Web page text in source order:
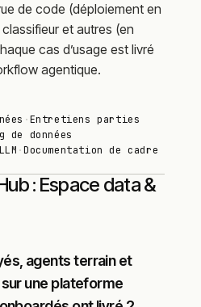
de code (déploiement en
et autres (en
cas d’usage est livré
agentique.
·Entretiens parties
de données
·Documentation de cadre
: Espace data &
agents terrain et
une plateforme